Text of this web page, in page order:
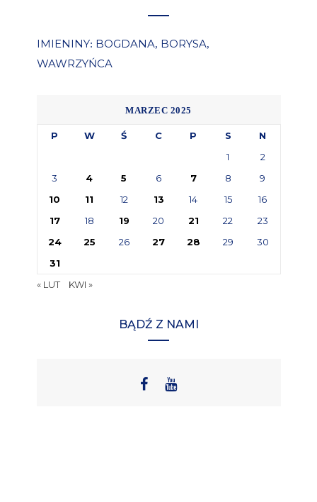
IMIENINY: BOGDANA, BORYSA,
WAWRZYŃCA
MARZEC 2025
P W Ś C P S
N
1
2
3
4 5 6 7 8
9
10
11 12 13 14 15
16
17
18 19 20 21 22
23
24
25 26 27 28 29
30
31
« LUT
KWI »
BĄDŹ Z NAMI